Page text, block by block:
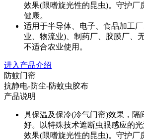
效果(限嗜旋光性的昆虫)。守护厂
健康。
适用于半导体、电子、食品加工
业、物流业)、制药厂、胶膜厂、
不适合农业使用。
进入产品介绍
防蚊门帘
抗静电-防尘-防蚊虫胶布
产品说明
具保温及保冷(冷气门帘)效果，隔
好。以特殊技术遮断虫眼感应的
效果(限嗜旋光性的昆虫)。守护厂